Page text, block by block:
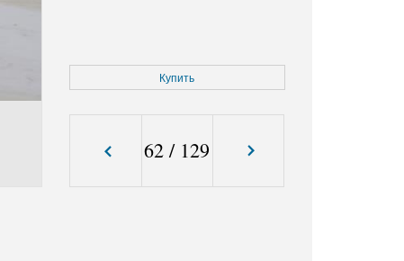
Купить
62 / 129